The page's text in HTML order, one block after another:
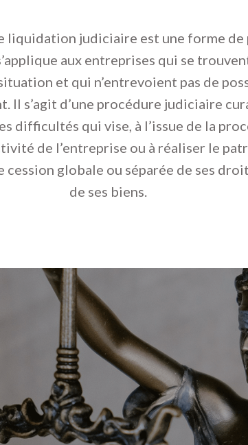
liquidation judiciaire est une forme de
aux entreprises qui se
et qui n’entrevoient pas de
Il s’agit d’une procédure judiciaire
difficultés qui vise, à l’issue de la
de l’entreprise ou à réaliser le
cession globale ou séparée de ses
de ses biens.